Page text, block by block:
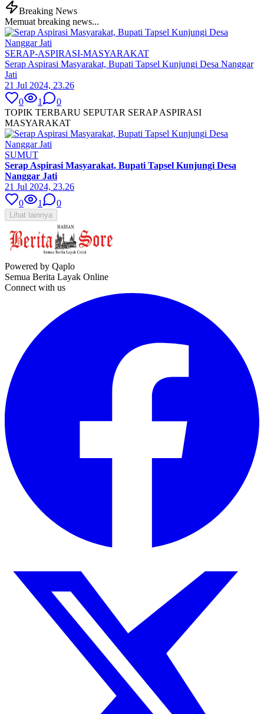
Breaking News
Memuat breaking news...
SERAP-ASPIRASI-MASYARAKAT
Serap Aspirasi Masyarakat, Bupati Tapsel Kunjungi Desa Nanggar
Jati
21 Jul 2024, 23.26
0
1
0
TOPIK TERBARU SEPUTAR SERAP ASPIRASI
MASYARAKAT
SUMUT
Serap Aspirasi Masyarakat, Bupati Tapsel Kunjungi Desa
Nanggar Jati
21 Jul 2024, 23.26
0
1 0
Lihat lainnya
Powered by Qaplo
Semua Berita Layak Online
Connect with us